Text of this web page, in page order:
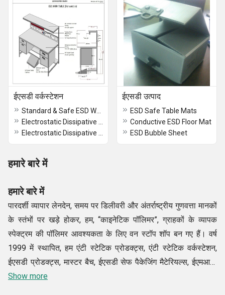
ईएसडी वर्कस्टेशन ईएसडी उत्पाद
ESD Safe Table Mats
Conductive ESD Floor Mat
ESD Bubble Sheet
हमारे बारे में
हमारे बारे में
पारदर्शी व्यापार लेनदेन, समय पर डिलीवरी और अंतर्राष्ट्रीय गुणवत्ता मानकों
के स्तंभों पर खड़े होकर, हम, “काइनेटिक पॉलिमर”, ग्राहकों के व्यापक
स्पेक्ट्रम की पॉलिमर आवश्यकता के लिए वन स्टॉप शॉप बन गए हैं। वर्ष
1999 में स्थापित, हम एंटी स्टेटिक प्रोडक्ट्स, एंटी स्टेटिक वर्कस्टेशन,
ईएसडी प्रोडक्ट्स, मास्टर बैच, ईएसडी सेफ पैकेजिंग मैटेरियल्स, ईएमआई/
आरएफ शील्डिंग, एंटीस्टैटिक वर्क स्टेशन, क्लीन रूम प्रोडक्ट्स और कई
Show more